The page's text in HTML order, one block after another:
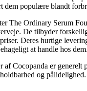
dem populære blandt
The Ordinary Serum
De tilbyder
Deres hurtige
at handle hos dem.
af Cocopanda er generelt
og pålidelighed.